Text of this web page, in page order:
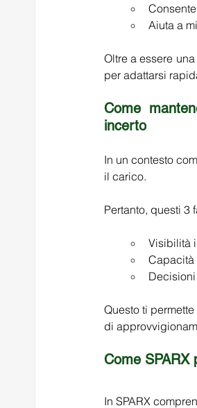
Aiuta a
Oltre a essere
per adattarsi
Come
incerto
In un contesto
il carico.
Pertanto, questi 3
Visibilità
Capacità
Questo ti
di
Come SPARX
In SPARX